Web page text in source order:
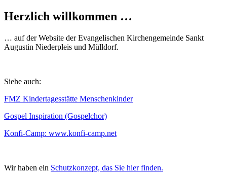
Herzlich willkommen …
… auf der Website der Evangelischen Kirchengemeinde Sankt
Augustin Niederpleis und Mülldorf.
Siehe auch:
FMZ Kindertagesstätte Menschenkinder
Gospel Inspiration (Gospelchor)
Konfi-Camp: www.konfi-camp.net
Wir haben ein Schutzkonzept, das Sie hier finden.